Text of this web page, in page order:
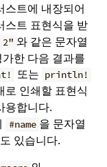
스트에 내장되어
스트 표현식을 받
와 같은 문자열
한 다음 결과를
또는 println!
로 인쇄할 표현식
용합니다.
#name 을 문자열
있습니다.